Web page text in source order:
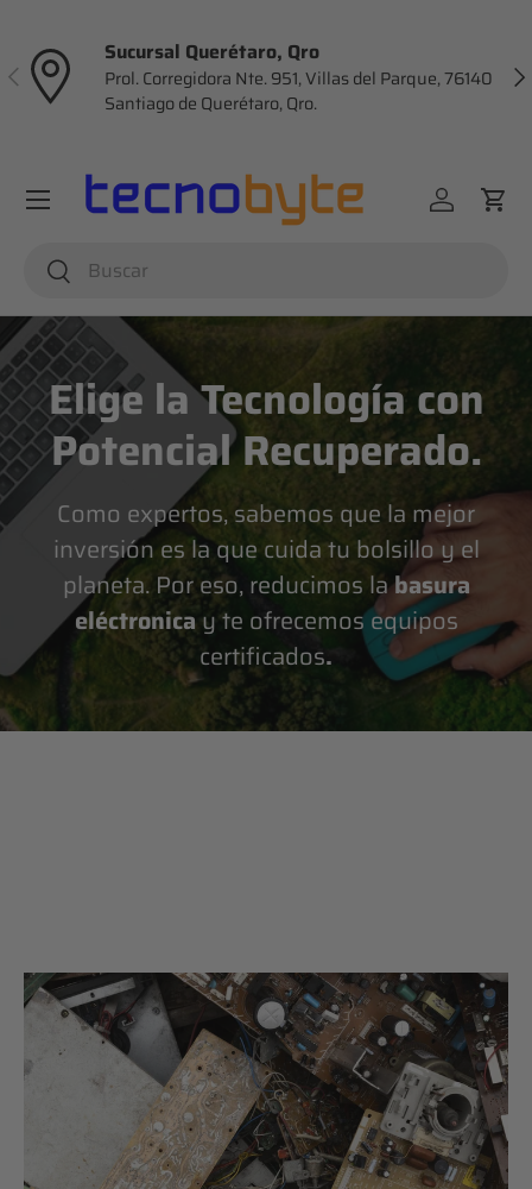
Ir al contenido
Anterior
Sucursal Querétaro, Qro
Prol. Corregidora Nte. 951, Villas del Parque, 76140
Santiago de Querétaro, Qro.
Buscar
Buscar
Iniciar
Menú
Elige la Tecnología con
Potencial Recuperado.
Como expertos, sabemos que la mejor
inversión es la que cuida tu bolsillo y el
planeta. Por eso, reducimos labasura
eléctronicay te ofrecemos equipos
certificados.